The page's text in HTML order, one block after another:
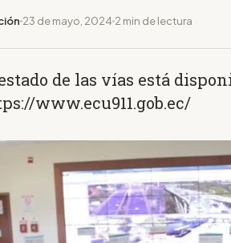
23 de mayo, 2024 2 min de lectura
de las vías está
www.ecu911.gob.ec/